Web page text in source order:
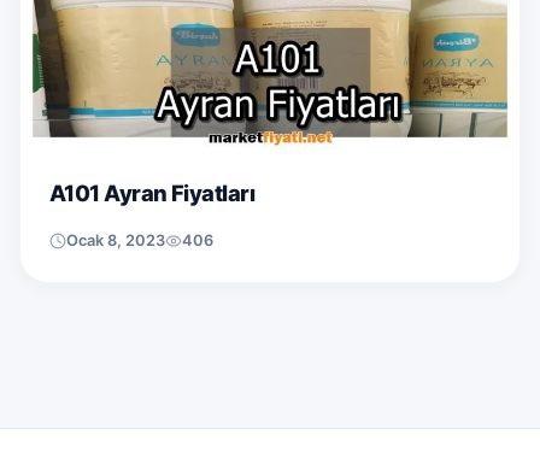
A101 Ayran Fiyatları
Ocak 8, 2023 406